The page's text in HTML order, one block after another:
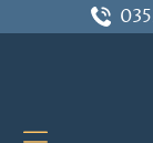
Zum Hauptinhalt